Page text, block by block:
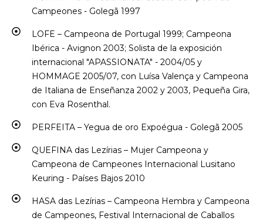
Campeones - Golegã 1997
LOFE – Campeona de Portugal 1999; Campeona
Ibérica - Avignon 2003; Solista de la exposición
internacional "APASSIONATA" - 2004/05 y
HOMMAGE 2005/07, con Luísa Valença y Campeona
de Italiana de Enseñanza 2002 y 2003, Pequeña Gira,
con Eva Rosenthal.
PERFEITA – Yegua de oro Expoégua - Golegã 2005
QUEFINA das Lezírias – Mujer Campeona y
Campeona de Campeones Internacional Lusitano
Keuring - Países Bajos 2010
HASA das Lezírias – Campeona Hembra y Campeona
de Campeones, Festival Internacional de Caballos